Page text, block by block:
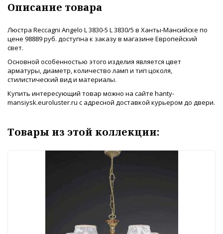
Описание товара
Люстра Reccagni Angelo L 3830-5 L 3830/5 в Ханты-Мансийске по
цене 98889 руб. доступна к заказу в магазине Европейский
свет.
Основной особенностью этого изделия является цвет
арматуры, диаметр, количество ламп и тип цоколя,
стилистический вид и материалы.
Купить интересующий товар можно на сайте hanty-
mansiysk.euroluster.ru с адресной доставкой курьером до двери.
Товары из этой коллекции: